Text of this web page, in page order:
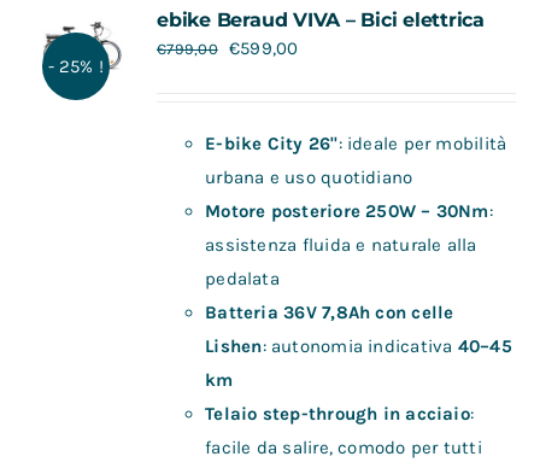
- 25% !
ebike Beraud VIVA – Bici elettrica
€799,00 €599,00
E-bike City 26": ideale per mobilità
urbana e uso quotidiano
Motore posteriore 250W – 30Nm:
assistenza fluida e naturale alla
pedalata
Batteria 36V 7,8Ah con celle
Lishen: autonomia indicativa 40–45
km
Telaio step-through in acciaio:
facile da salire, comodo per tutti